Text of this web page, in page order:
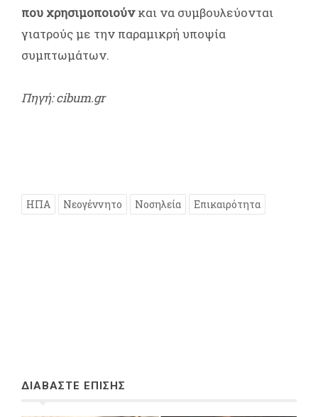
που χρησιμοποιούνκαι να συμβουλεύονται
γιατρούς με την παραμικρή υποψία
συμπτωμάτων.
Πηγή: cibum.gr
ΗΠΑ Νεογέννητο Νοσηλεία Επικαιρότητα
ΔΙΑΒΑΣΤΕ ΕΠΙΣΗΣ